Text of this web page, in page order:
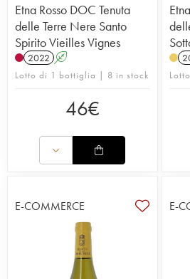
Etna Rosso DOC Tenuta
delle Terre Nere Santo
Spirito Vieilles Vignes
2022 A
Lotto di 1 bottiglia | 8 in stock
46€
E-COMMERCE E-